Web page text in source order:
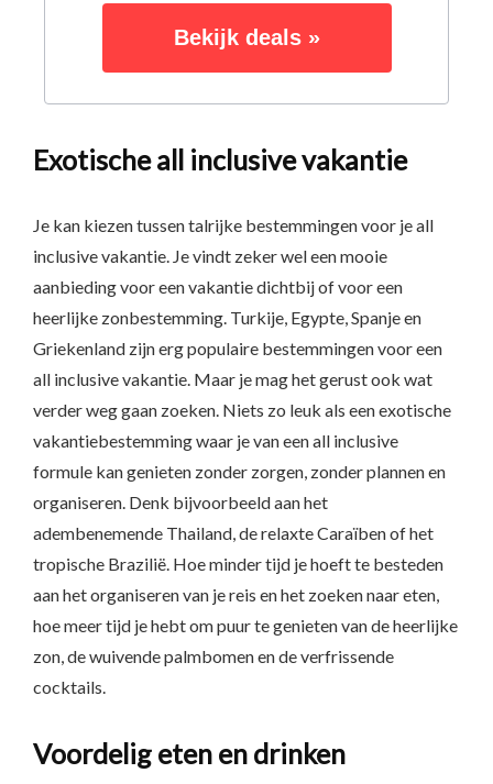
Bekijk deals »
Exotische all inclusive vakantie
Je kan kiezen tussen talrijke bestemmingen voor je all
inclusive vakantie. Je vindt zeker wel een mooie
aanbieding voor een vakantie dichtbij of voor een
heerlijke zonbestemming. Turkije, Egypte, Spanje en
Griekenland zijn erg populaire bestemmingen voor een
all inclusive vakantie. Maar je mag het gerust ook wat
verder weg gaan zoeken. Niets zo leuk als een exotische
vakantiebestemming waar je van een all inclusive
formule kan genieten zonder zorgen, zonder plannen en
organiseren. Denk bijvoorbeeld aan het
adembenemende Thailand, de relaxte Caraïben of het
tropische Brazilië. Hoe minder tijd je hoeft te besteden
aan het organiseren van je reis en het zoeken naar eten,
hoe meer tijd je hebt om puur te genieten van de heerlijke
zon, de wuivende palmbomen en de verfrissende
cocktails.
Voordelig eten en drinken